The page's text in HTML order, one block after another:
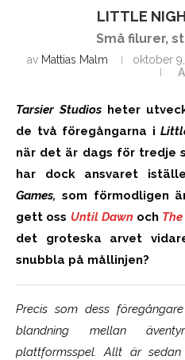
LITTLE
Små filurer,
av Mattias Malm oktober
Tarsier Studios heter
de två föregångarna i
när det är dags för tredje
har dock ansvaret
Games, som förmodligen
gett oss Until Dawn och
det groteska arvet
snubbla på mållinjen?
Precis som dess
blandning mellan
plattformsspel. Allt är